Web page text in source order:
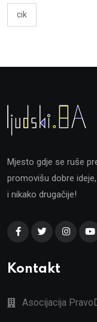
cik
Mjesto gdje se ruše
promovišu dobre
i nikako drugačije!
Kontakt
Asocijacija